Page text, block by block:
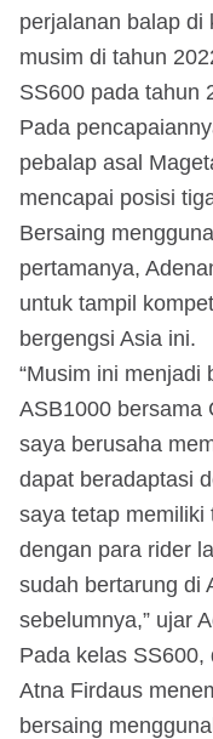
perjalanan balap di
musim di tahun
SS600 pada tahun
Pada
pebalap asal
mencapai posisi
Bersaing
pertamanya,
untuk tampil
bergengsi Asia ini.
“Musim ini menjadi
ASB1000 bersama
saya berusaha
dapat beradaptasi
saya tetap memiliki
dengan para rider
sudah bertarung di
sebelumnya,” ujar
Pada kelas SS600,
Atna Firdaus
bersaing